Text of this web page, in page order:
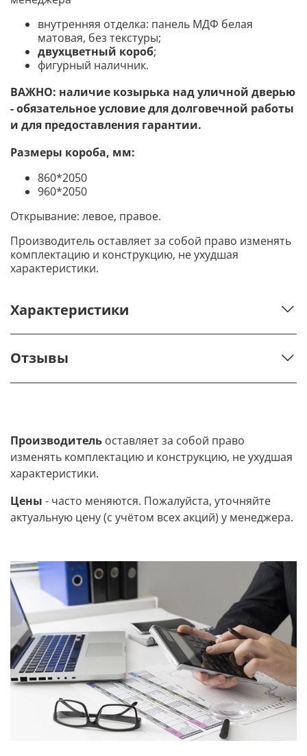
внутренняя отделка: панель МДФ белая
матовая, без текстуры;
двухцветный короб;
фигурный наличник.
ВАЖНО: наличие козырька над уличной дверью
- обязательное условие для долговечной работы
и для предоставления гарантии.
Размеры короба, мм:
860*2050
960*2050
Открывание: левое, правое.
Производитель оставляет за собой право изменять
комплектацию и конструкцию, не ухудшая
характеристики.
Характеристики
Отзывы
Производитель оставляет за собой право
изменять комплектацию и конструкцию, не ухудшая
характеристики.
Цены - часто меняются. Пожалуйста, уточняйте
актуальную цену (с учётом всех акций) у менеджера.